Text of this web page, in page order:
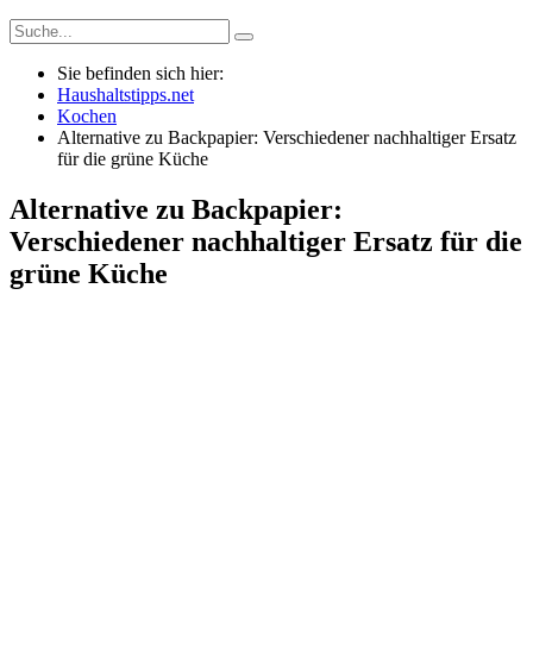
Sie befinden sich hier:
Haushaltstipps.net
Kochen
Alternative zu Backpapier: Verschiedener nachhaltiger Ersatz
für die grüne Küche
Alternative zu Backpapier:
Verschiedener nachhaltiger Ersatz für die
grüne Küche